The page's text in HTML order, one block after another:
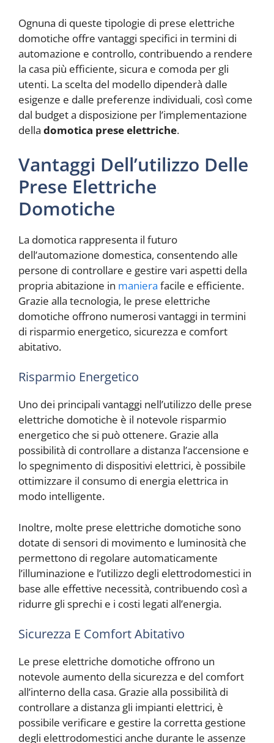
Ognuna di queste tipologie di prese elettriche
domotiche offre vantaggi specifici in termini di
automazione e controllo, contribuendo a rendere
la casa più efficiente, sicura e comoda per gli
utenti. La scelta del modello dipenderà dalle
esigenze e dalle preferenze individuali, così come
dal budget a disposizione per l’implementazione
della domotica prese elettriche.
Vantaggi Dell’utilizzo Delle
Prese Elettriche
Domotiche
La domotica rappresenta il futuro
dell’automazione domestica, consentendo alle
persone di controllare e gestire vari aspetti della
propria abitazione in maniera facile e efficiente.
Grazie alla tecnologia, le prese elettriche
domotiche offrono numerosi vantaggi in termini
di risparmio energetico, sicurezza e comfort
abitativo.
Risparmio Energetico
Uno dei principali vantaggi nell’utilizzo delle prese
elettriche domotiche è il notevole risparmio
energetico che si può ottenere. Grazie alla
possibilità di controllare a distanza l’accensione e
lo spegnimento di dispositivi elettrici, è possibile
ottimizzare il consumo di energia elettrica in
modo intelligente.
Inoltre, molte prese elettriche domotiche sono
dotate di sensori di movimento e luminosità che
permettono di regolare automaticamente
l’illuminazione e l’utilizzo degli elettrodomestici in
base alle effettive necessità, contribuendo così a
ridurre gli sprechi e i costi legati all’energia.
Sicurezza E Comfort Abitativo
Le prese elettriche domotiche offrono un
notevole aumento della sicurezza e del comfort
all’interno della casa. Grazie alla possibilità di
controllare a distanza gli impianti elettrici, è
possibile verificare e gestire la corretta gestione
degli elettrodomestici anche durante le assenze